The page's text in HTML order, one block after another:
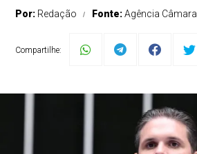
Por: Redação Fonte:Agência Câmara
Compartilhe: